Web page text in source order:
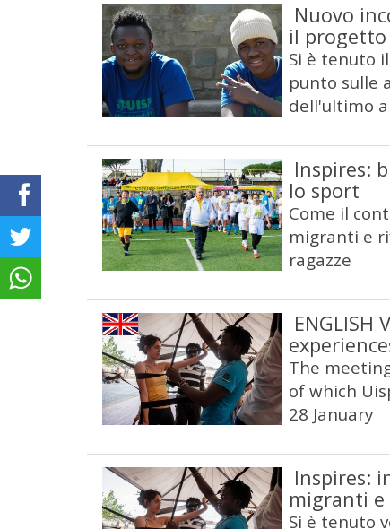
Nuovo
il progetto
Si è tenuto
punto sulle
dell'ultimo
Inspires:
lo sport
Come il
migranti e
ragazze
ENGLISH
The
of which
28 January
Inspires:
migranti
Si è tenuto